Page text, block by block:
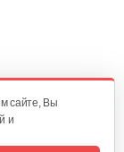
сайте, Вы
и